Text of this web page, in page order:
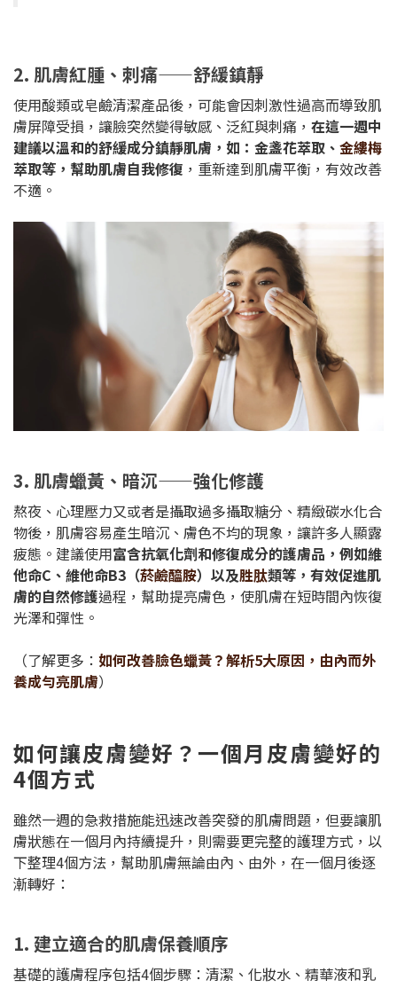
2. 肌膚紅腫、刺痛——舒緩鎮靜
使用酸類或皂鹼清潔產品後，可能會因刺激性過高而導致肌
膚屏障受損，讓臉突然變得敏感、泛紅與刺痛， 在這一週中
建議以溫和的舒緩成分鎮靜肌膚，如：金盞花萃取、 金縷梅
萃取等，幫助肌膚自我修復 ，重新達到肌膚平衡，有效改善
不適。
3. 肌膚蠟黃、暗沉——強化修護
熬夜、心理壓力又或者是攝取過多攝取糖分、精緻碳水化合
物後，肌膚容易產生暗沉、膚色不均的現象，讓許多人顯露
疲態。建議使用富含抗氧化劑和修復成分的護膚品，例如維
他命C、維他命B3（菸鹼醯胺）以及胜肽類等，有效促進肌
膚的自然修護過程，幫助提亮膚色，使肌膚在短時間內恢復
光澤和彈性。
（了解更多： 如何改善臉色蠟黃？解析5大原因，由內而外
養成勻亮肌膚）
如何讓皮膚變好？一個月皮膚變好的
4個方式
雖然一週的急救措施能迅速改善突發的肌膚問題，但要讓肌
膚狀態在一個月內持續提升，則需要更完整的護理方式，以
下整理4個方法，幫助肌膚無論由內、由外，在一個月後逐
漸轉好：
1. 建立適合的肌膚保養順序
基礎的護膚程序包括4個步驟：清潔、化妝水、精華液和乳